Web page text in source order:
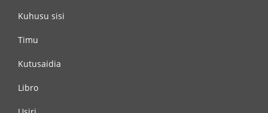
Kuhusu sisi
Timu
Kutusaidia
Libro